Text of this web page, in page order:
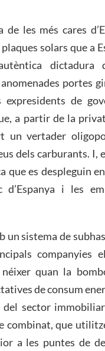
les més cares
solars que a
dictadura
portes
expresidents de
a partir de la
un vertader
dels carburants. I,
es despleguin
i les
un sistema de
companyies
quan la
de consum
sector
combinat, que
a les puntes de